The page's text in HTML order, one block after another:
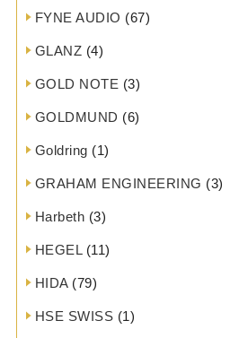
FYNE AUDIO (67)
GLANZ (4)
GOLD NOTE (3)
GOLDMUND (6)
Goldring (1)
GRAHAM ENGINEERING (3)
Harbeth (3)
HEGEL(11)
HIDA(79)
HSE SWISS (1)